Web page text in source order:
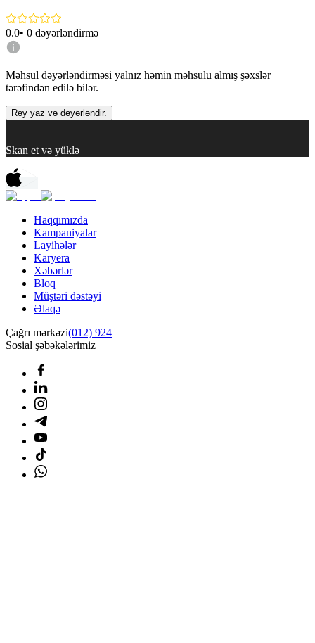
0.0• 0 dəyərləndirmə
Məhsul dəyərləndirməsi yalnız həmin məhsulu almış şəxslər
tərəfindən edilə bilər.
Rəy yaz və dəyərləndir.
Skan et və yüklə
Haqqımızda
Kampaniyalar
Layihələr
Karyera
Xəbərlər
Bloq
Müştəri dəstəyi
Əlaqə
Çağrı mərkəzi(012) 924
Sosial şəbəkələrimiz